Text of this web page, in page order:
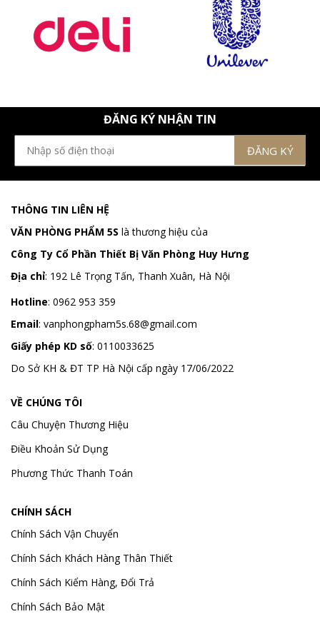
ĐĂNG KÝ NHẬN TIN
THÔNG TIN LIÊN HỆ
VĂN PHÒNG PHẨM 5S là thương hiệu của
Công Ty Cổ Phần Thiết Bị Văn Phòng Huy Hưng
Địa chỉ: 192 Lê Trọng Tấn, Thanh Xuân, Hà Nội
Hotline: 0962 953 359
Email: vanphongpham5s.68@gmail.com
Giấy phép KD số: 0110033625
Do Sở KH & ĐT TP Hà Nội cấp ngày 17/06/2022
VỀ CHÚNG TÔI
Câu Chuyện Thương Hiệu
Điều Khoản Sử Dụng
Phương Thức Thanh Toán
CHÍNH SÁCH
Chính Sách Vận Chuyển
Chính Sách Khách Hàng Thân Thiết
Chính Sách Kiểm Hàng, Đổi Trả
Chính Sách Bảo Mật